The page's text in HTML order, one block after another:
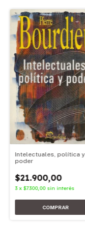
Intelectuales, política y
poder
$21.900,00
3 x $7.300,00 sin interés